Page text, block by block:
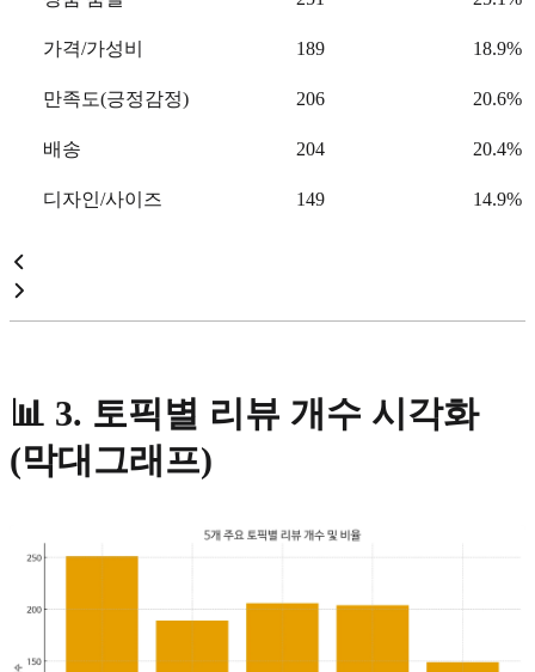
가격/가성비 189 18.9%
만족도(긍정감정) 206 20.6%
배송 204 20.4%
디자인/사이즈 149 14.9%
📊 3. 토픽별 리뷰 개수 시각화
(막대그래프)